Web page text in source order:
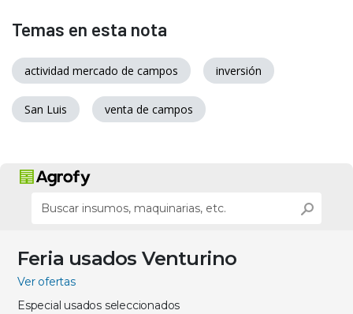
Temas en esta nota
actividad mercado de campos inversión
San Luis venta de campos
Feria usados Venturino
Ver ofertas
Especial usados seleccionados